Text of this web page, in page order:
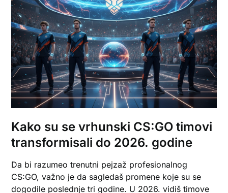
Kako su se vrhunski CS:GO timovi
transformisali do 2026. godine
Da bi razumeo trenutni pejzaž profesionalnog
CS:GO, važno je da sagledaš promene koje su se
dogodile poslednje tri godine. U 2026. vidiš timove